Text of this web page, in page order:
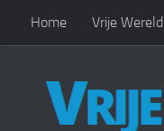
Doorgaan naar inhoud
Home Vrije Wereld